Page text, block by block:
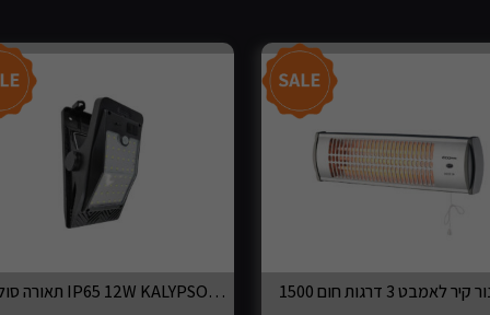
תאורה סולארית IP65 12W KALYPSO עם חיישן